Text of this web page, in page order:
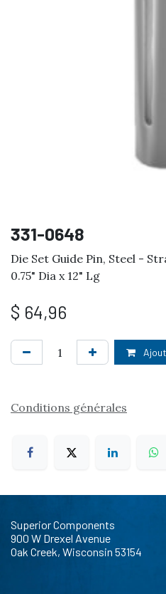
331-0648
Die Set Guide Pin, Steel -
0.75" Dia x 12" Lg
$ 64,96
Conditions générales
Superior Components
900 W Drexel Avenue
Oak Creek, Wisconsin 53154